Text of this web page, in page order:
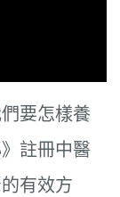
要怎樣養
註冊中醫
有效方